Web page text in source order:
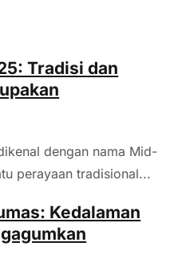
Tradisi dan
dengan nama Mid-
perayaan tradisional...
Kedalaman